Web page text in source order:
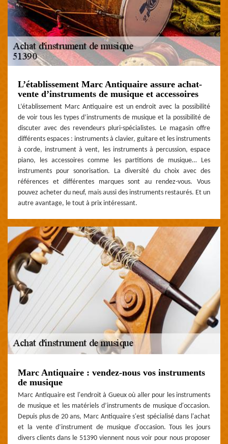
L’établissement Marc Antiquaire assure achat-
vente d’instruments de musique et accessoires
L’établissement Marc Antiquaire est un endroit avec la possibilité
de voir tous les types d’instruments de musique et la possibilité de
discuter avec des revendeurs pluri-spécialistes. Le magasin offre
différents espaces : instruments à clavier, guitare et les instruments
à corde, instrument à vent, les instruments à percussion, espace
piano, les accessoires comme les partitions de musique… Les
instruments pour sonorisation. La diversité du choix avec des
références et différentes marques sont au rendez-vous. Vous
pouvez acheter du neuf, mais aussi des instruments restaurés. Et un
autre avantage, le tout à prix intéressant.
Marc Antiquaire : vendez-nous vos instruments
de musique
Marc Antiquaire est l'endroit à Gueux où aller pour les instruments
de musique et les matériels d’instruments de musique d'occasion.
Depuis plus de 20 ans, Marc Antiquaire s'est spécialisé dans l'achat
et la vente d’instrument de musique d'occasion. Tous les jours
divers clients dans le 51390 viennent nous voir pour nous proposer